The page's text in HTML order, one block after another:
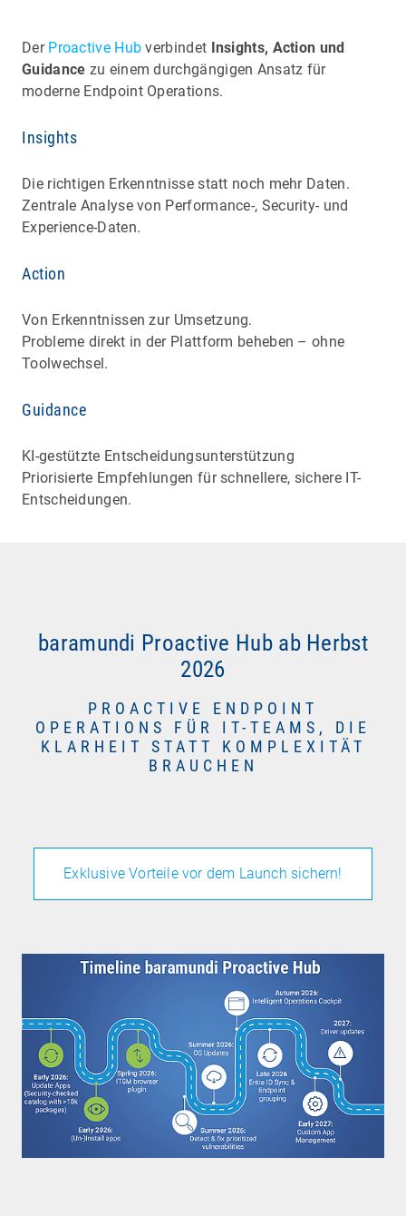
Der Proactive Hub verbindet Insights, Action und
Guidance zu einem durchgängigen Ansatz für
moderne Endpoint Operations.
Insights
Die richtigen Erkenntnisse statt noch mehr Daten.
Zentrale Analyse von Performance-, Security- und
Experience-Daten.
Action
Von Erkenntnissen zur Umsetzung.
Probleme direkt in der Plattform beheben – ohne
Toolwechsel.
Guidance
KI-gestützte Entscheidungsunterstützung
Priorisierte Empfehlungen für schnellere, sichere IT-
Entscheidungen.
baramundi Proactive Hub ab Herbst
2026
PROACTIVE ENDPOINT
OPERATIONS FÜR IT-TEAMS, DIE
KLARHEIT STATT KOMPLEXITÄT
BRAUCHEN
Exklusive Vorteile vor dem Launch sichern!